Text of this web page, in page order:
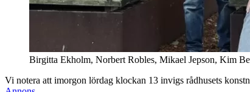
Birgitta Ekholm, Norbert Robles, Mikael Jepson, Kim
Vi notera att imorgon lördag klockan 13 invigs rådhusets